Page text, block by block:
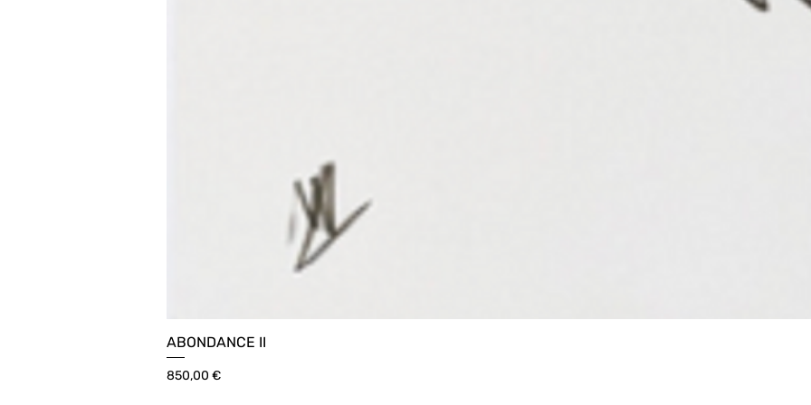
ABONDANCE II
Prix
850,00 €